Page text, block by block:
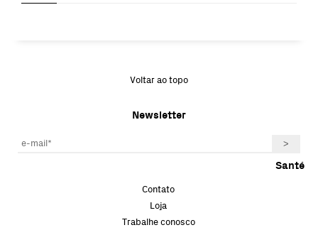
Voltar ao topo
Newsletter
Santé
Contato
Loja
Trabalhe conosco